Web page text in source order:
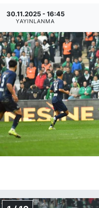
30.11.2025 - 16:45
YAYINLANMA
Genel
Son Dakika
Haber Arşivi